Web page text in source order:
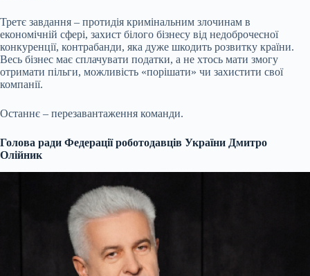
Третє завдання – протидія кримінальним злочинам в
економічній сфері, захист білого бізнесу від недоброчесної
конкуренції, контрабанди, яка дуже шкодить розвитку країни.
Весь бізнес має сплачувати податки, а не хтось мати змогу
отримати пільги, можливість «порішати» чи захистити свої
компанії.
Останнє – перезавантаження команди.
Голова ради Федерації роботодавців України Дмитро
Олійник